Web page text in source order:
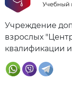
Учреждение
взрослых
квалификации